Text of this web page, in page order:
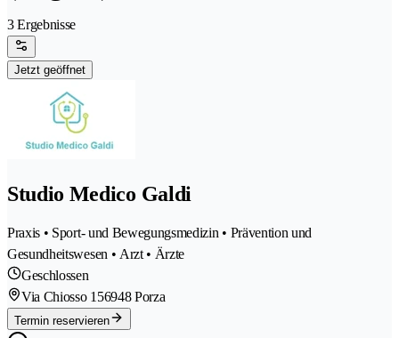
3 Ergebnisse
Jetzt geöffnet
Studio Medico Galdi
Praxis • Sport- und Bewegungsmedizin • Prävention und
Gesundheitswesen • Arzt • Ärzte
Geschlossen
Via Chiosso 156948 Porza
Termin reservieren